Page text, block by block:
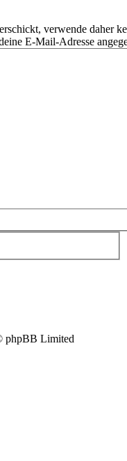
verwende daher
E-Mail-Adresse
phpBB Limited